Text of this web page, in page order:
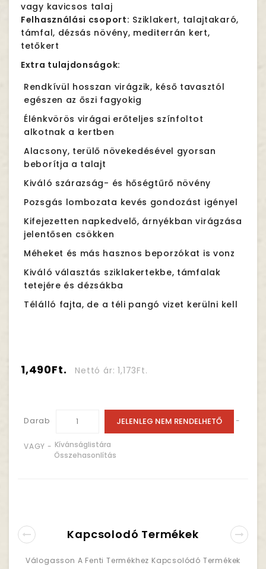
vagy kavicsos talaj
Felhasználási csoport: Sziklakert, talajtakaró,
támfal, dézsás növény, mediterrán kert,
tetőkert
Extra tulajdonságok:
Rendkívül hosszan virágzik, késő tavasztól
egészen az őszi fagyokig
Élénkvörös virágai erőteljes színfoltot
alkotnak a kertben
Alacsony, terülő növekedésével gyorsan
beborítja a talajt
Kiváló szárazság- és hőségtűrő növény
Pozsgás lombozata kevés gondozást igényel
Kifejezetten napkedvelő, árnyékban virágzása
jelentősen csökken
Méheket és más hasznos beporzókat is vonz
Kiváló választás sziklakertekbe, támfalak
tetejére és dézsákba
Télálló fajta, de a téli pangó vizet kerülni kell
1,490Ft. Nettó ár: 1,173Ft.
Darab JELENLEG NEM RENDELHETŐ -
VAGY - Kívánságlistára
Összehasonlítás
Kapcsolodó Termékek
Válogasson A Fenti Termékhez Kapcsolódó Termékek